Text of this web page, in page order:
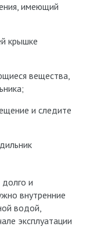
имеющий
крышке
вещества,
и следите
и
внутренние
водой,
эксплуатации